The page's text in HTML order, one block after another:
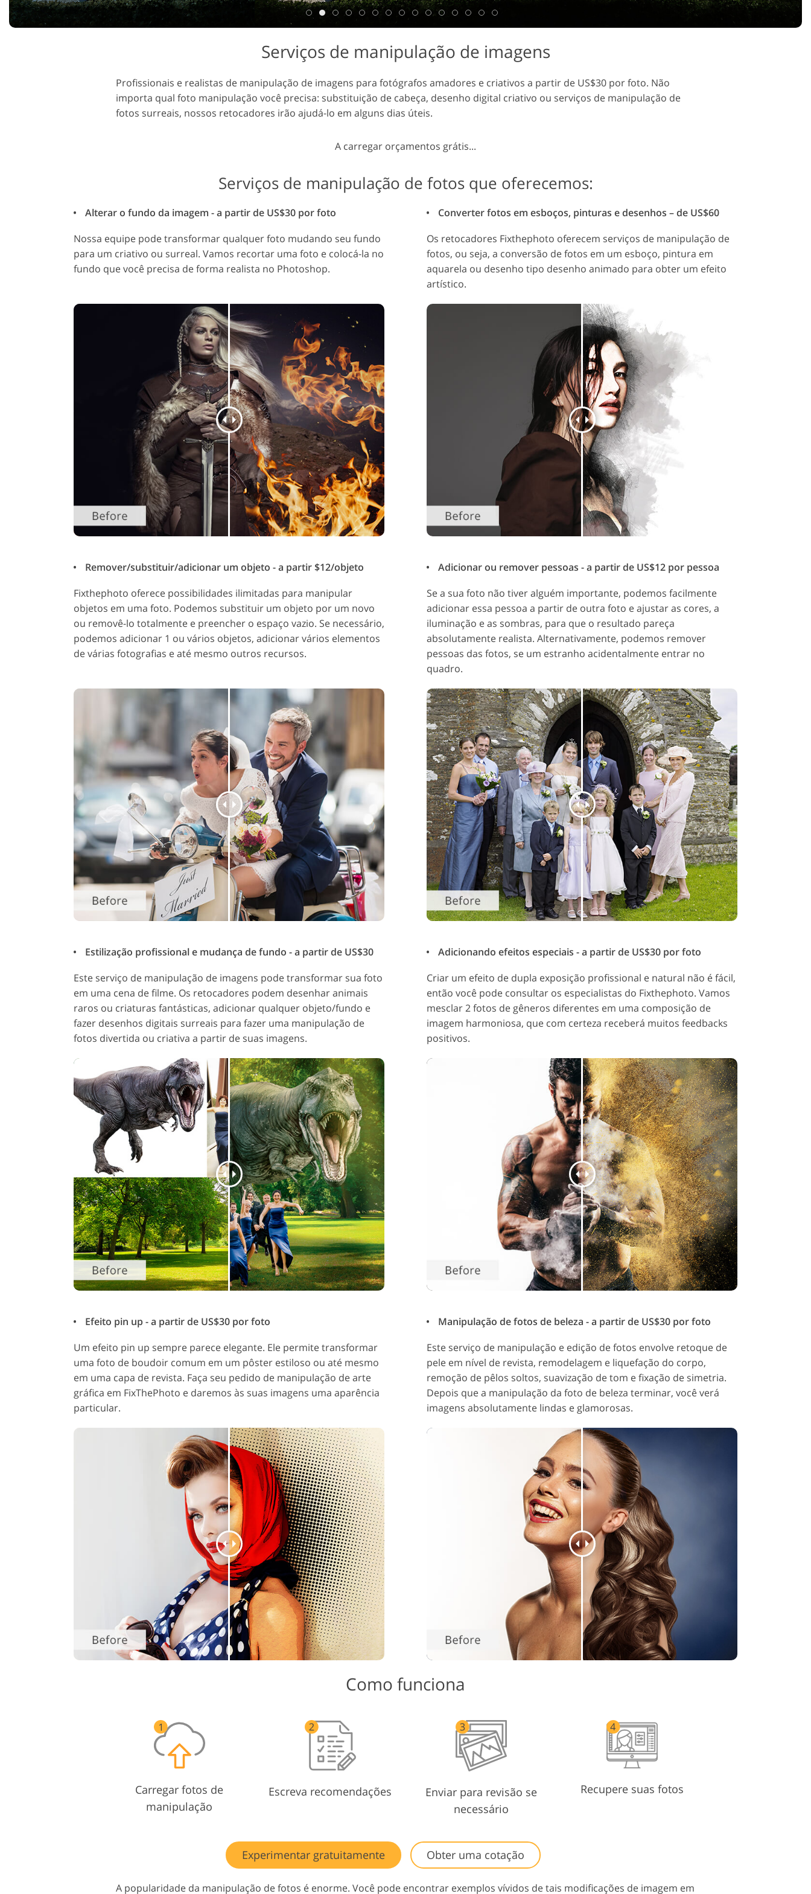
Serviços de retoque de
produtos
Serviços de retoque de
joias
Dados de Treinamento de
IA
Serviços de manipulação de imagens
Profissionais e realistas de manipulação de imagens para fotógrafos amadores e criativos a partir de US$30 por foto. Não
importa qual foto manipulação você precisa: substituição de cabeça, desenho digital criativo ou serviços de manipulação de
fotos surreais, nossos retocadores irão ajudá-lo em alguns dias úteis.
A carregar orçamentos grátis...
Serviços de manipulação de fotos que oferecemos:
Alterar o fundo da imagem - a partir de US$30 por foto
Nossa equipe pode transformar qualquer foto mudando seu fundo
para um criativo ou surreal. Vamos recortar uma foto e colocá-la no
fundo que você precisa de forma realista no Photoshop.
Converter fotos em esboços, pinturas e desenhos – de US$60
Os retocadores Fixthephoto oferecem serviços de manipulação de
fotos, ou seja, a conversão de fotos em um esboço, pintura em
aquarela ou desenho tipo desenho animado para obter um efeito
artístico.
Remover/substituir/adicionar um objeto - a partir $12/objeto
Fixthephoto oferece possibilidades ilimitadas para manipular
objetos em uma foto. Podemos substituir um objeto por um novo
ou removê-lo totalmente e preencher o espaço vazio. Se necessário,
podemos adicionar 1 ou vários objetos, adicionar vários elementos
de várias fotografias e até mesmo outros recursos.
Adicionar ou remover pessoas - a partir de US$12 por pessoa
Se a sua foto não tiver alguém importante, podemos facilmente
adicionar essa pessoa a partir de outra foto e ajustar as cores, a
iluminação e as sombras, para que o resultado pareça
absolutamente realista. Alternativamente, podemos remover
pessoas das fotos, se um estranho acidentalmente entrar no
quadro.
Estilização profissional e mudança de fundo - a partir de US$30
Este serviço de manipulação de imagens pode transformar sua foto
em uma cena de filme. Os retocadores podem desenhar animais
raros ou criaturas fantásticas, adicionar qualquer objeto/fundo e
fazer desenhos digitais surreais para fazer uma manipulação de
fotos divertida ou criativa a partir de suas imagens.
Adicionando efeitos especiais - a partir de US$30 por foto
Criar um efeito de dupla exposição profissional e natural não é fácil,
então você pode consultar os especialistas do Fixthephoto. Vamos
mesclar 2 fotos de gêneros diferentes em uma composição de
imagem harmoniosa, que com certeza receberá muitos feedbacks
positivos.
Efeito pin up - a partir de US$30 por foto
Um efeito pin up sempre parece elegante. Ele permite transformar
uma foto de boudoir comum em um pôster estiloso ou até mesmo
em uma capa de revista. Faça seu pedido de manipulação de arte
gráfica em FixThePhoto e daremos às suas imagens uma aparência
particular.
Manipulação de fotos de beleza - a partir de US$30 por foto
Este serviço de manipulação e edição de fotos envolve retoque de
pele em nível de revista, remodelagem e liquefação do corpo,
remoção de pêlos soltos, suavização de tom e fixação de simetria.
Depois que a manipulação da foto de beleza terminar, você verá
imagens absolutamente lindas e glamorosas.
Como funciona
Carregar fotos de
manipulação
Escreva recomendações
Enviar para revisão se
necessário
Recupere suas fotos
Experimentar gratuitamente Obter uma cotação
A popularidade da manipulação de fotos é enorme. Você pode encontrar exemplos vívidos de tais modificações de imagem em